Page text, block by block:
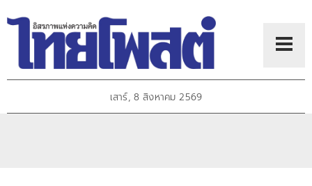
เสาร์, 8 สิงหาคม 2569